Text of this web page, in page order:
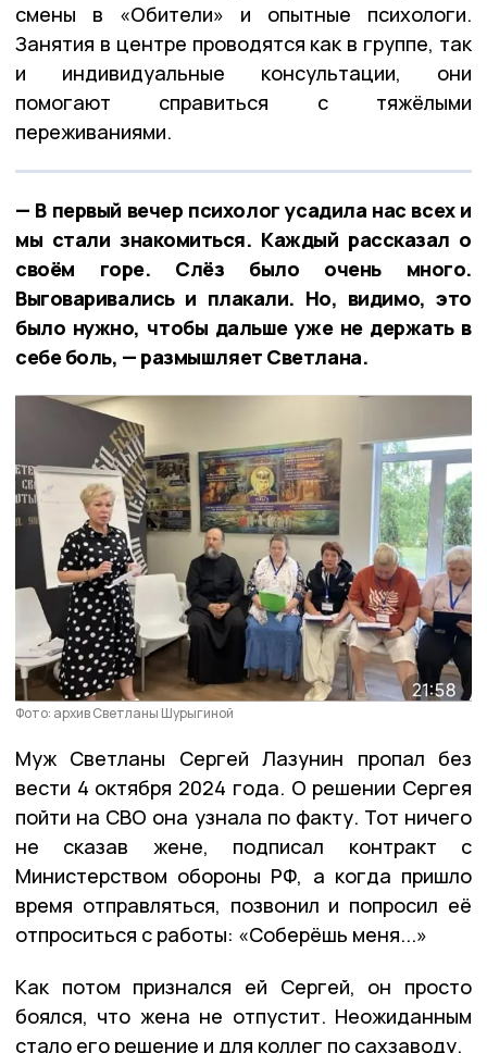
смены в «Обители» и опытные психологи.
Занятия в центре проводятся как в группе, так
и индивидуальные консультации, они
помогают справиться с тяжёлыми
переживаниями.
— В первый вечер психолог усадила нас всех и
мы стали знакомиться. Каждый рассказал о
своём горе. Слёз было очень много.
Выговаривались и плакали. Но, видимо, это
было нужно, чтобы дальше уже не держать в
себе боль, — размышляет Светлана.
Фото: архив Светланы Шурыгиной
Муж Светланы Сергей Лазунин пропал без
вести 4 октября 2024 года. О решении Сергея
пойти на СВО она узнала по факту. Тот ничего
не сказав жене, подписал контракт с
Министерством обороны РФ, а когда пришло
время отправляться, позвонил и попросил её
отпроситься с работы: «Соберёшь меня...»
Как потом признался ей Сергей, он просто
боялся, что жена не отпустит. Неожиданным
стало его решение и для коллег по сахзаводу.